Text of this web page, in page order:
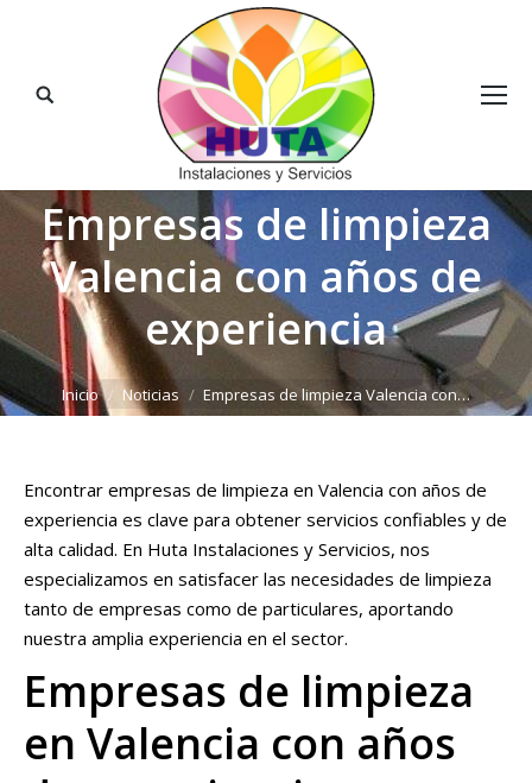
Buscar:
Empresas de limpieza
Valencia con años de
experiencia
Estás aquí:
Inicio Noticias Empresas de limpieza Valencia con…
Encontrar empresas de limpieza en Valencia con años de
experiencia es clave para obtener servicios confiables y de
alta calidad. En Huta Instalaciones y Servicios, nos
especializamos en satisfacer las necesidades de limpieza
tanto de empresas como de particulares, aportando
nuestra amplia experiencia en el sector.
Empresas de limpieza
en Valencia con años